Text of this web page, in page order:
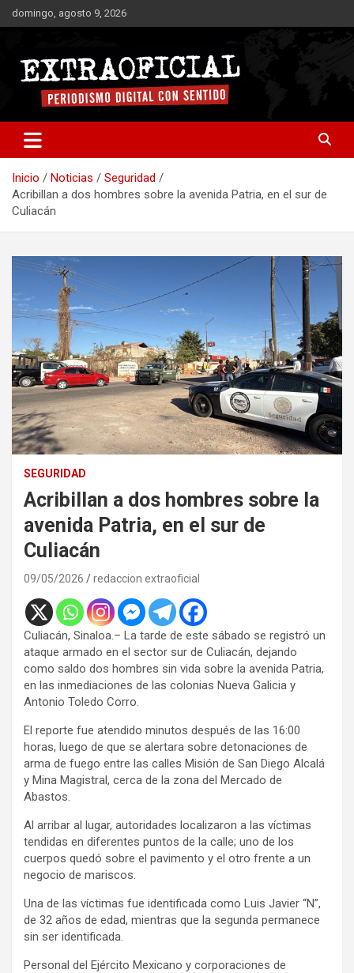
Saltar
al
domingo, agosto 9, 2026
Extraoficial
Inicio Noticias
Seguridad
Acribillan a dos hombres sobre la avenida Patria, en el sur de
Culiacán
SEGURIDAD
Acribillan a dos hombres sobre la
avenida Patria, en el sur de
Culiacán
09/05/2026 redaccion extraoficial
Culiacán, Sinaloa.– La tarde de este sábado se registró un
ataque armado en el sector sur de Culiacán, dejando
como saldo dos hombres sin vida sobre la avenida Patria,
en las inmediaciones de las colonias Nueva Galicia y
Antonio Toledo Corro.
El reporte fue atendido minutos después de las 16:00
horas, luego de que se alertara sobre detonaciones de
arma de fuego entre las calles Misión de San Diego Alcalá
y Mina Magistral, cerca de la zona del Mercado de
Abastos.
Al arribar al lugar, autoridades localizaron a las víctimas
tendidas en diferentes puntos de la calle; uno de los
cuerpos quedó sobre el pavimento y el otro frente a un
negocio de mariscos.
Una de las víctimas fue identificada como Luis Javier “N”,
de 32 años de edad, mientras que la segunda permanece
sin ser identificada.
Personal del Ejército Mexicano y corporaciones de